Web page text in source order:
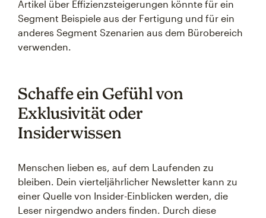
Artikel über Effizienzsteigerungen könnte für ein
Segment Beispiele aus der Fertigung und für ein
anderes Segment Szenarien aus dem Bürobereich
verwenden.
Schaffe ein Gefühl von
Exklusivität oder
Insiderwissen
Menschen lieben es, auf dem Laufenden zu
bleiben. Dein vierteljährlicher Newsletter kann zu
einer Quelle von Insider-Einblicken werden, die
Leser nirgendwo anders finden. Durch diese